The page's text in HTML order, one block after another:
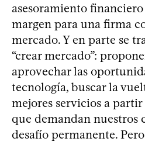
asesoramiento
margen para una firma
mercado. Y en parte se
“crear mercado”:
aprovechar las
tecnología, buscar la
mejores servicios a partir
que demandan nuestros
desafío permanente.